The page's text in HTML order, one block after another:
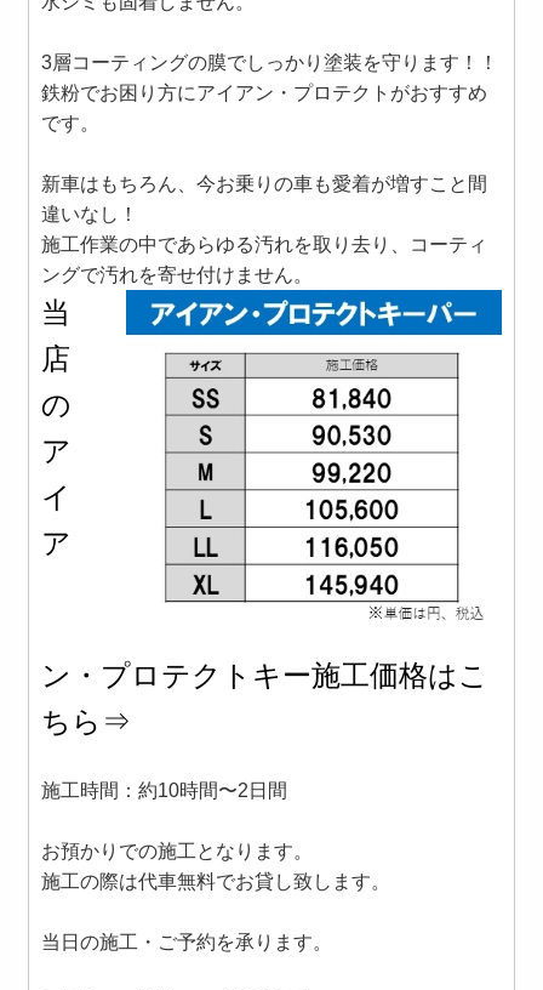
3層コーティングの膜でしっかり塗装を守ります！！
鉄粉でお困り方にアイアン・プロテクトがおすすめ
です。
新車はもちろん、今お乗りの車も愛着が増すこと間
違いなし！
施工作業の中であらゆる汚れを取り去り、コーティ
ングで汚れを寄せ付けません。
当
店
の
ア
イ
ア
ン・プロテクトキー施工価格はこ
ちら⇒
施工時間：約10時間〜2日間
お預かりでの施工となります。
施工の際は代車無料でお貸し致します。
当日の施工・ご予約を承ります。